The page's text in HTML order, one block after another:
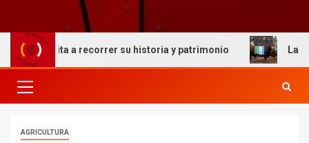
a recorrer su historia y patrimonio La genética
AGRICULTURA